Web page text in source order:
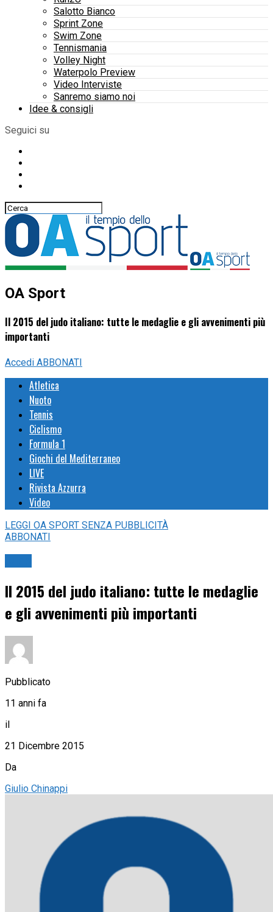
Salotto Bianco
Sprint Zone
Swim Zone
Tennismania
Volley Night
Waterpolo Preview
Video Interviste
Sanremo siamo noi
Idee & consigli
Seguici su
OA Sport
Il 2015 del judo italiano: tutte le medaglie e gli avvenimenti più
importanti
Accedi ABBONATI
Atletica
Nuoto
Tennis
Ciclismo
Formula 1
Giochi del Mediterraneo
LIVE
Rivista Azzurra
Video
LEGGI OA SPORT SENZA PUBBLICITÀ
ABBONATI
Il 2015 del judo italiano: tutte le medaglie
e gli avvenimenti più importanti
Pubblicato
11 anni fa
il
21 Dicembre 2015
Da
Giulio Chinappi